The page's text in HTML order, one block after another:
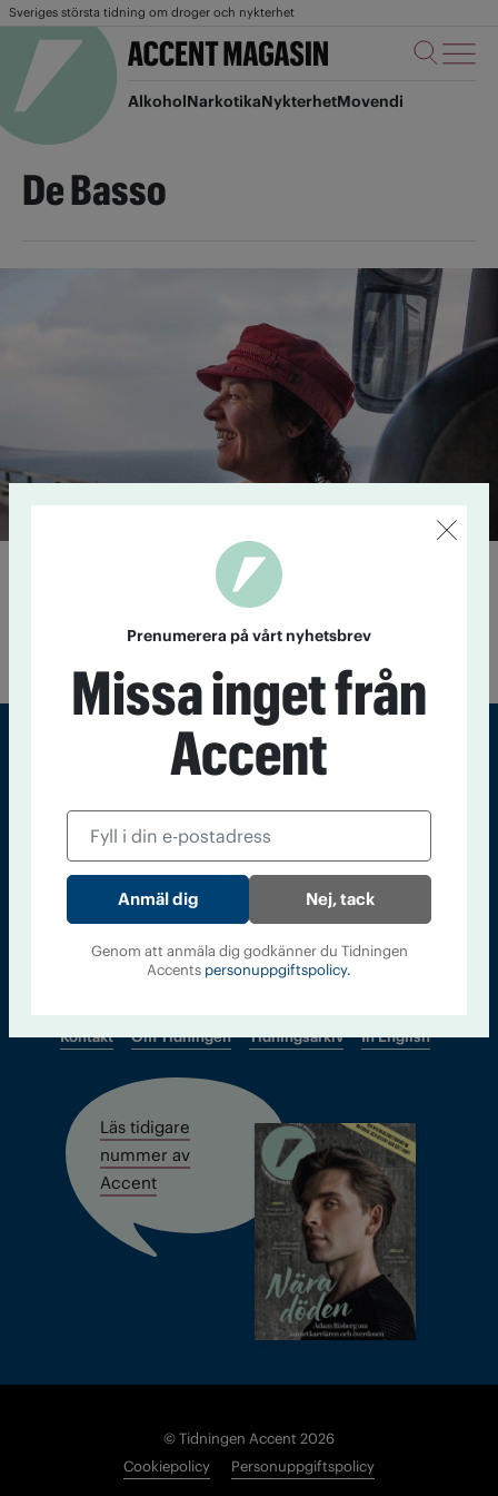
Sveriges största tidning om droger och nykterhet
AlkoholNarkotikaNykterhetMovendi
De Basso
Cannabis på danskt recept
De är svenskarna som tröttnat på att inte
kunna få tag på medicinsk cannabis i Sverige. Nu organiserar
de själva resor till Köpenhamn för att få cannabis utskrivet.
Tidningen Accent, A4, Bondegatan 21, 116 33 Stockholm
accent@iogt.se
Chefredaktör och ansvarig utgivare: Barbro Janson Lundkvist,
barbro@a4.se.
Kontakt Om Tidningen Tidningsarkiv In English
Läs tidigare
nummer av
Accent
© Tidningen Accent 2026
Cookiepolicy
Personuppgiftspolicy
Prenumerera på vårt nyhetsbrev
Missa inget från
Accent
Nej, tack
Genom att anmäla dig godkänner du Tidningen
Accents personuppgiftspolicy.